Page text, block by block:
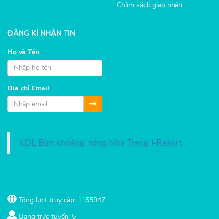
Chính sách giao nhận
ĐĂNG KÍ NHẬN TIN
Họ và Tên
Địa chỉ Email
KDL Bùn khoáng nóng Nha Trang I-Resort
Tổng lượt truy cập: 1155947
Đang trực tuyến: 5